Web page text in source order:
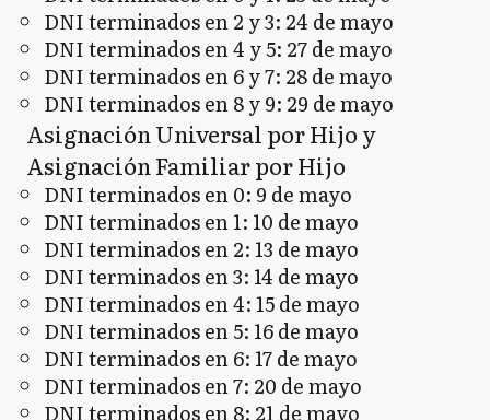
DNI terminados en 2 y 3: 24 de mayo
DNI terminados en 4 y 5: 27 de mayo
DNI terminados en 6 y 7: 28 de mayo
DNI terminados en 8 y 9: 29 de mayo
Asignación Universal por Hijo y
Asignación Familiar por Hijo
DNI terminados en 0: 9 de mayo
DNI terminados en 1: 10 de mayo
DNI terminados en 2: 13 de mayo
DNI terminados en 3: 14 de mayo
DNI terminados en 4: 15 de mayo
DNI terminados en 5: 16 de mayo
DNI terminados en 6: 17 de mayo
DNI terminados en 7: 20 de mayo
DNI terminados en 8: 21 de mayo